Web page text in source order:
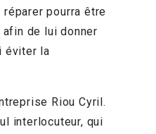
pourra être
de lui donner
éviter la
Riou Cyril.
interlocuteur, qui